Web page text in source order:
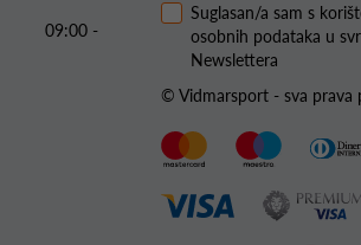
-
Suglasan/a sam s
osobnih podataka u
Newslettera
© Vidmarsport - sva prava